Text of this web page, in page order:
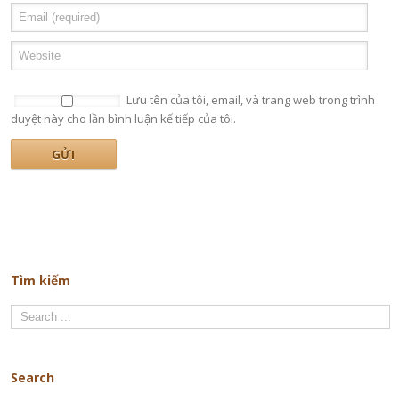
Lưu tên của tôi, email, và trang web trong trình
duyệt này cho lần bình luận kế tiếp của tôi.
Tìm kiếm
Search